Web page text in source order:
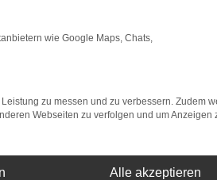
wie Google Maps, Chats,
zu messen und zu verbessern. Zudem
Webseiten zu verfolgen und um Anzeigen
Alle akzeptieren